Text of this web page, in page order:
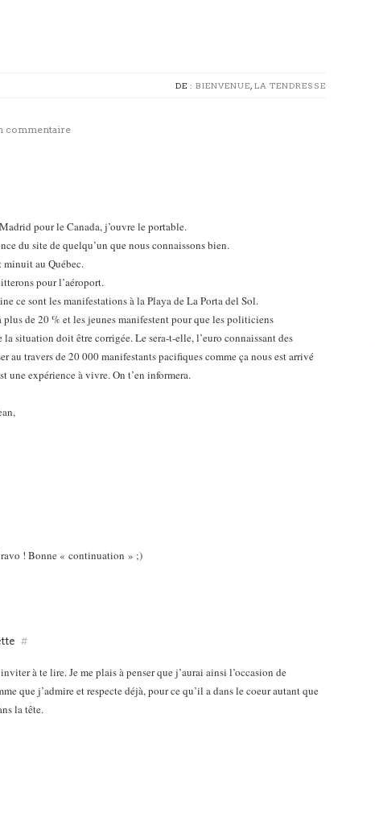
DE : BIENVENUE, LA TENDRESSE
commentaire
pour le Canada, j’ouvre le portable.
du site de quelqu’un que nous connaissons bien.
au Québec.
pour l’aéroport.
ce sont les manifestations à la Playa de La Porta del Sol.
plus de 20 % et les jeunes manifestent pour que les politiciens
la situation doit être corrigée. Le sera-t-elle, l’euro connaissant des
au travers de 20 000 manifestants pacifiques comme ça nous est arrivé
une expérience à vivre. On t’en informera.
! Bonne « continuation » ;)
#
à te lire. Je me plais à penser que j’aurai ainsi l’occasion de
que j’admire et respecte déjà, pour ce qu’il a dans le coeur autant que
la tête.